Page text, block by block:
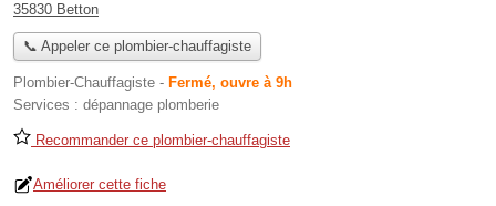
35830 Betton
📞 Appeler ce plombier-chauffagiste
Plombier-Chauffagiste - Fermé, ouvre à 9h
Services : dépannage plomberie
Recommander ce plombier-chauffagiste
Améliorer cette fiche